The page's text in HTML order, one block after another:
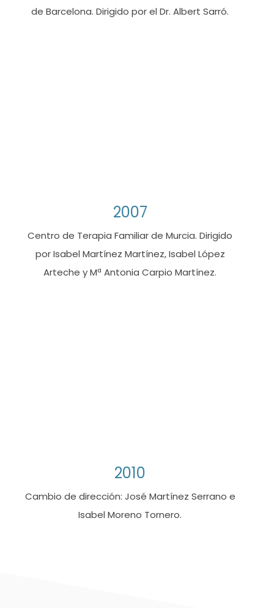
de Barcelona. Dirigido por el Dr. Albert Sarró.
2007
Centro de Terapia Familiar de Murcia. Dirigido
por Isabel Martínez Martínez, Isabel López
Arteche y Mª Antonia Carpio Martínez.
2010
Cambio de dirección: José Martínez Serrano e
Isabel Moreno Tornero.